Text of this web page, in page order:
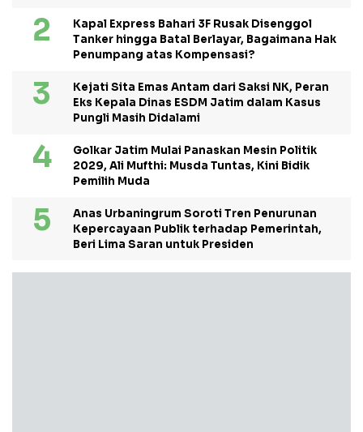
Kapal Express Bahari 3F Rusak Disenggol
Tanker hingga Batal Berlayar, Bagaimana Hak
Penumpang atas Kompensasi?
Kejati Sita Emas Antam dari Saksi NK, Peran
Eks Kepala Dinas ESDM Jatim dalam Kasus
Pungli Masih Didalami
Golkar Jatim Mulai Panaskan Mesin Politik
2029, Ali Mufthi: Musda Tuntas, Kini Bidik
Pemilih Muda
Anas Urbaningrum Soroti Tren Penurunan
Kepercayaan Publik terhadap Pemerintah,
Beri Lima Saran untuk Presiden